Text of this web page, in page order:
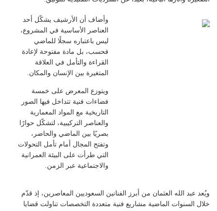
وأضاف أن الأرشيف يشكّل أحد
العناصر الأساسية في المشروع،
ليس باعتباره سجلًا للماضي
فحسب، بل مادة مفتوحة لإعادة
القراءة والتأمل في العلاقة
المتغيرة بين الإنسان والمكان.
ويتوزع المعرض على خمسة
فضاءات فنية تتداخل فيها الصور
التاريخية مع المواد المعمارية
والعناصر التركيبية، لتشكّل حوارًا
بصريًا بين الماضي والحاضر،
وتفتح المجال أمام تأمل التحولات
التي طرأت على البيئة العمرانية
والاجتماعية عبر الزمن.
ويُعد عبد الله العثمان من أبرز الفنانين السعوديين المعاصرين، إذ قدّم
خلال السنوات الماضية مشاريع فنية متعددة التخصصات تناولت قضايا